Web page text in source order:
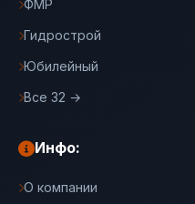
ФМР
Гидрострой
Юбилейный
Все 32 →
Инфо:
О компании